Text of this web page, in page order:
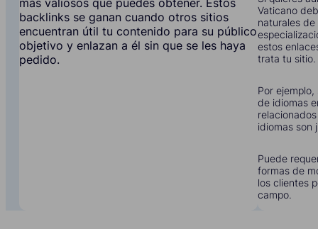
más valiosos que puedes obtener. Estos
backlinks se ganan cuando otros sitios
encuentran útil tu contenido para su público
objetivo y enlazan a él sin que se les haya
pedido.
Vaticano
naturales
estos
trata tu sitio.
Por
de idiomas
idiomas son
Puede
formas de
los clientes
campo.